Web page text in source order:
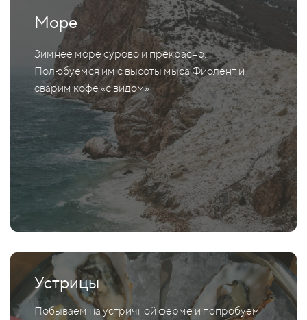
Море
Зимнее море сурово и прекрасно.
Полюбуемся им с высоты мыса Фиолент и
сварим кофе «с видом»!
Устрицы
Побываем на устричной ферме и попробуем